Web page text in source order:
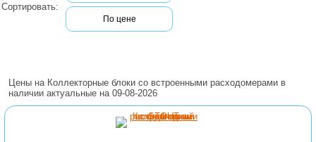
Сортировать:
По цене
Цены на Коллекторные блоки со встроенными расходомерами в
наличии актуальные на 09-08-2026